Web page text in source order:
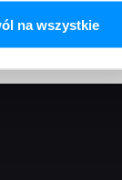
na wszystkie